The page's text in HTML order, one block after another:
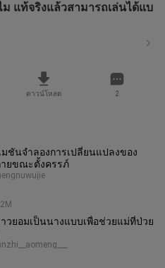
แท้จริงแล้วสามารถเล่นได้แบ
ดาวน์โหลด 2
มชันจำลองการเปลี่ยนแปลงของ
ายขณะตั้งครรภ์
วยอมเป็นนางแบบเพื่อช่วยแม่ที่ป่วย